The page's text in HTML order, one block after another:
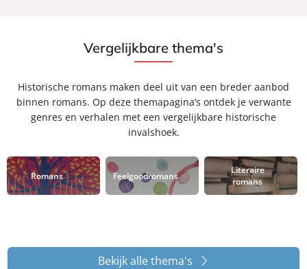
Vergelijkbare thema's
Historische romans maken deel uit van een breder aanbod
binnen romans. Op deze themapagina’s ontdek je verwante
genres en verhalen met een vergelijkbare historische
invalshoek.
Romans Feelgoodromans
Literaire
romans
Bekijk alle thema's